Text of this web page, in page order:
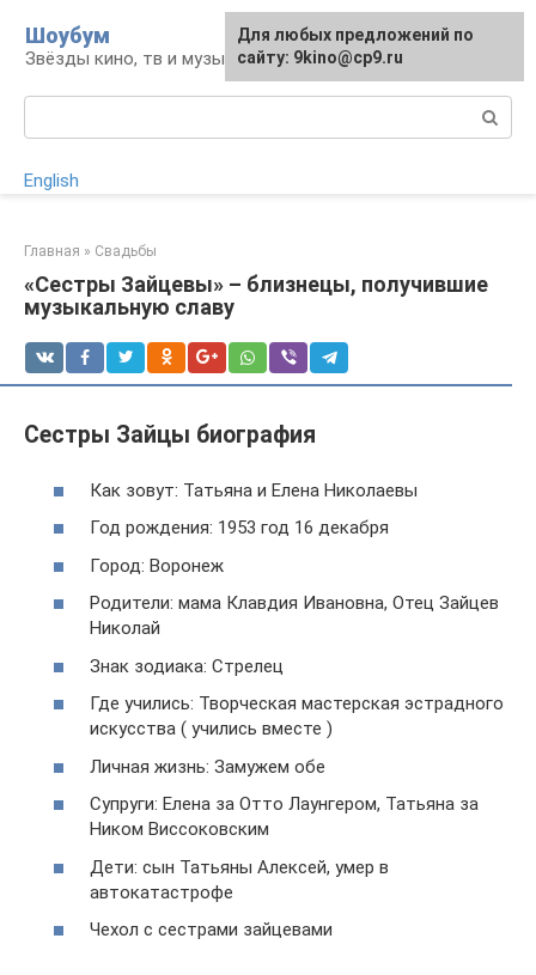
контенту
Шоубум
Звёзды кино, тв и музыки
English
Главная » Свадьбы
«Сестры Зайцевы» – близнецы, получившие
музыкальную славу
Сестры Зайцы биография
Как зовут: Татьяна и Елена Николаевы
Год рождения: 1953 год 16 декабря
Город: Воронеж
Родители: мама Клавдия Ивановна, Отец Зайцев
Николай
Знак зодиака: Стрелец
Где учились: Творческая мастерская эстрадного
искусства ( учились вместе )
Личная жизнь: Замужем обе
Супруги: Елена за Отто Лаунгером, Татьяна за
Ником Виссоковским
Дети: сын Татьяны Алексей, умер в
автокатастрофе
Чехол с сестрами зайцевами
Для любых предложений по
сайту: 9kino@cp9.ru